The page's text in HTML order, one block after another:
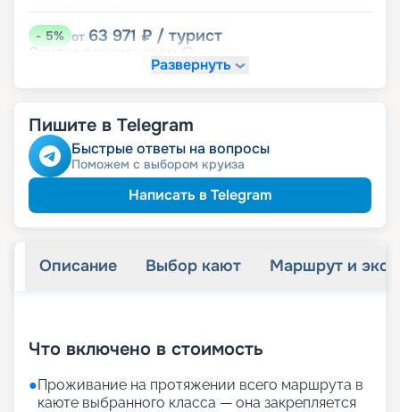
-5% от 63 971 ₽ / турист
Скидка
Развернуть
Пишите в Telegram
Быстрые ответы на вопросы
Поможем с выбором круиза
Написать в Telegram
Описание Выбор кают Маршрут и
Что включено в стоимость
●Проживание на протяжении всего маршрута в
каюте выбранного класса — она закрепляется